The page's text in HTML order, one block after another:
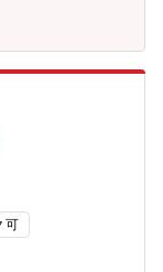
の業務全体を俯瞰
を図ることで、
ッションです。
性向上」を最終成
して推進し、持
だきます。
システム構成の整
オペレーション
理・導入方針の設
実行リード・顧
・プロジェクト
（4） やりがい◎
導入をゴールと
可